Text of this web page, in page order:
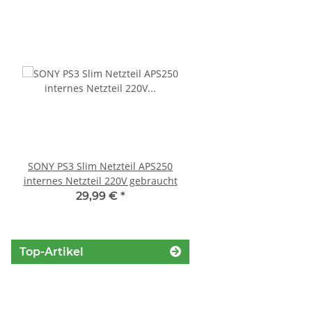
SONY PS3 Slim Netzteil APS250
internes Netzteil 220V gebraucht
29,99 € *
Top-Artikel